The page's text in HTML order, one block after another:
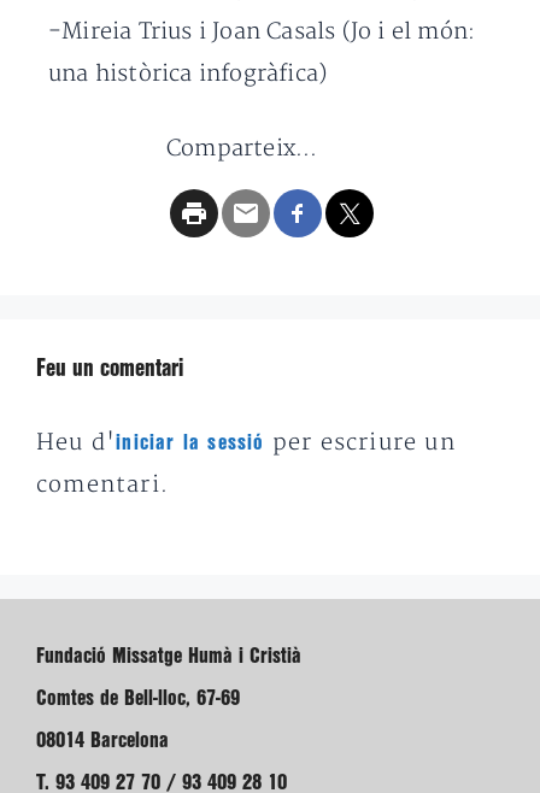
-Mireia Trius i Joan Casals (Jo i el món:
una històrica infogràfica)
Comparteix...
Feu un comentari
Heu d'iniciar la sessió
per escriure un
comentari.
Fundació Missatge Humà i Cristià
Comtes de Bell-lloc, 67-69
08014 Barcelona
T. 93 409 27 70 / 93 409 28 10